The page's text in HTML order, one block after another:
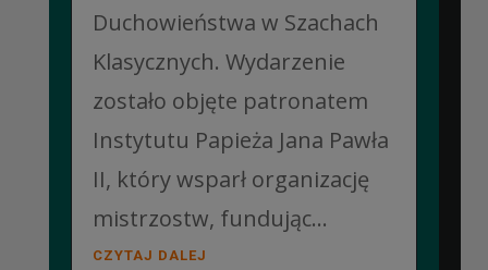
Duchowieństwa w Szachach
Klasycznych. Wydarzenie
zostało objęte patronatem
Instytutu Papieża Jana Pawła
II, który wsparł organizację
mistrzostw, fundując...
CZYTAJ DALEJ